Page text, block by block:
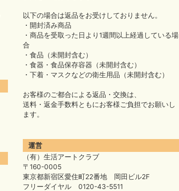
以下の場合は返品をお受けしておりません。
・開封済み商品
・商品を受取った日より1週間以上経過している場
合
・食品（未開封含む）
・食器・食品保存容器（未開封含む）
・下着・マスクなどの衛生用品（未開封含む）
お客様のご都合による返品・交換は、
送料・返金手数料ともにお客様ご負担でお願いし
ます。
運営
（有）生活アートクラブ
〒160-0005
東京都新宿区愛住町22番地 岡田ビル2F
フリーダイヤル 0120-43-5511